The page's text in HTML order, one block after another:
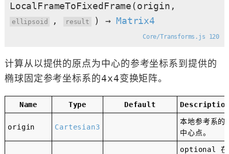
LocalFrameToFixedFrame(origin,
ellipsoid , result ) →Matrix4
Core/Transforms.js 120
计算从以提供的原点为中心的参考坐标系到提供的
椭球固定参考坐标系的4x4变换矩阵。
Name Type Default
origin Cartesian3
本地参考系的
中心点。
optional
在